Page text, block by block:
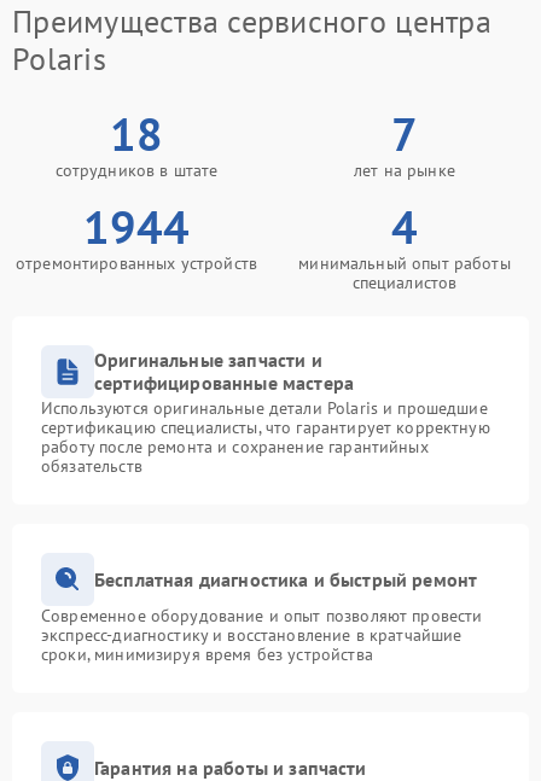
Преимущества сервисного центра
Polaris
18
сотрудников в штате
7
лет на рынке
1944
отремонтированных устройств
4
минимальный опыт работы
специалистов
Оригинальные запчасти и
сертифицированные мастера
Используются оригинальные детали Polaris и прошедшие
сертификацию специалисты, что гарантирует корректную
работу после ремонта и сохранение гарантийных
обязательств
Бесплатная диагностика и быстрый ремонт
Современное оборудование и опыт позволяют провести
экспресс-диагностику и восстановление в кратчайшие
сроки, минимизируя время без устройства
Гарантия на работы и запчасти